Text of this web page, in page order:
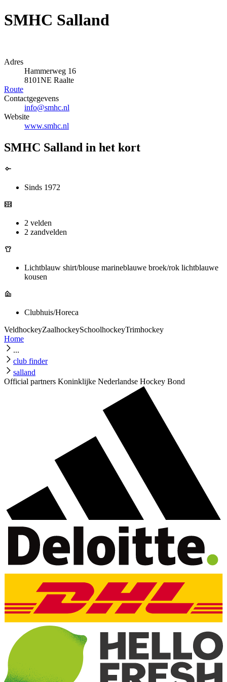
SMHC Salland
Adres
Hammerweg 16
8101NE Raalte
Route
Contactgegevens
info@smhc.nl
Website
www.smhc.nl
SMHC Salland in het kort
Sinds 1972
2 velden
2 zandvelden
Lichtblauw shirt/blouse marineblauwe broek/rok lichtblauwe
kousen
Clubhuis/Horeca
VeldhockeyZaalhockeySchoolhockeyTrimhockey
Home
...
club finder
salland
Official partners Koninklijke Nederlandse Hockey Bond